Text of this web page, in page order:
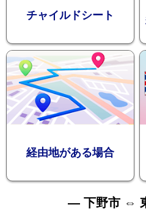
チャイルドシート
経由地がある場合
— 下野市 ⇔